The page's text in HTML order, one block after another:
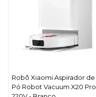
Robô Xiaomi Aspirador de
Pó Robot Vacuum X20 Pro